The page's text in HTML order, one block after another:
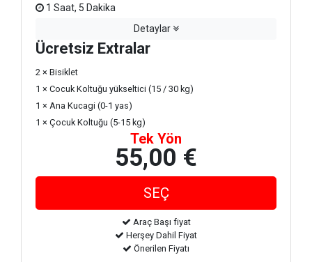
1 Saat, 5 Dakika
Detaylar
Ücretsiz Extralar
2 × Bisiklet
1 × Cocuk Koltuğu yükseltici (15 / 30 kg)
1 × Ana Kucagi (0-1 yas)
1 × Çocuk Koltuğu (5-15 kg)
Tek Yön
55,00 €
Araç Başı fiyat
Herşey Dahil Fiyat
Önerilen Fiyatı